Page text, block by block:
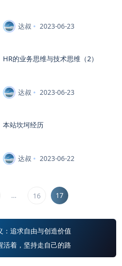
达叔 2023-06-23
HR的业务思维与技术思维（2）
达叔 2023-06-23
本站坎坷经历
达叔 2023-06-22
… 16 17
：追求自由与创造价值
活着，坚持走自己的路